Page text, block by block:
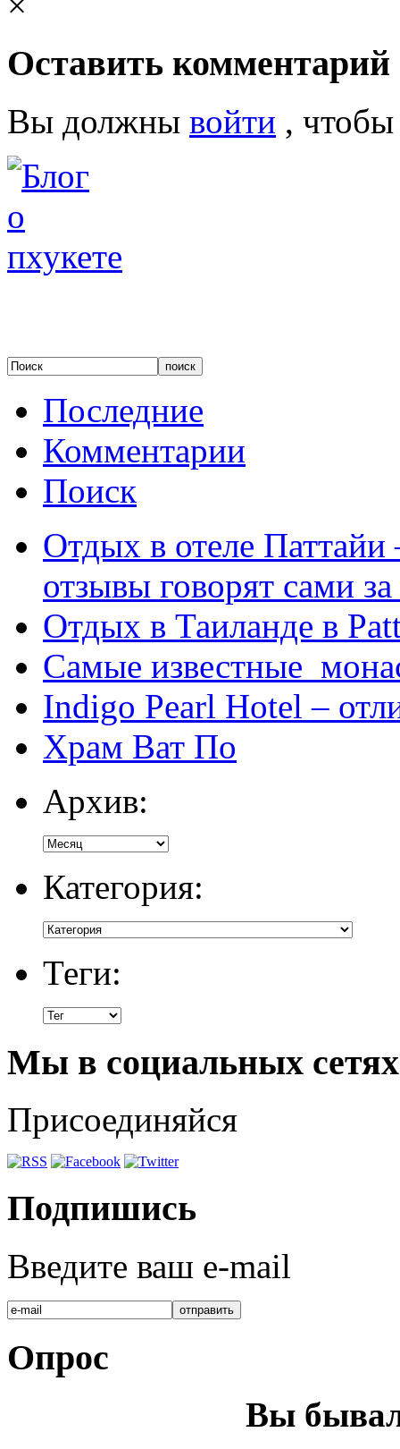
Оставить комментарий
Вы должны войти ,
Последние
Комментарии
Поиск
Отдых в отеле
отзывы говорят сами за
Отдых в Таиланде в
Самые известные
Indigo Pearl Hotel –
Храм Ват По
Архив:
Категория:
Теги:
Мы в социальных сетях
Присоединяйся
Подпишись
Введите ваш e-mail
Опрос
Вы